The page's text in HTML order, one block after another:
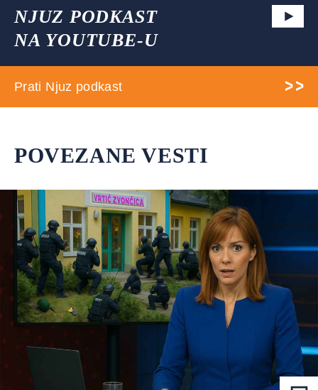
NJUZ PODKAST
NA YOUTUBE-U
Prati Njuz podkast
POVEZANE VESTI